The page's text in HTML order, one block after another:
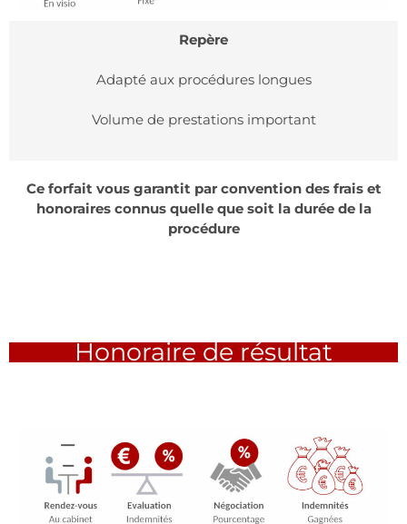
Repère
Adapté aux procédures longues
Volume de prestations important
Ce forfait vous garantit par convention des frais et
honoraires connus quelle que soit la durée de la
procédure
Honoraire de résultat